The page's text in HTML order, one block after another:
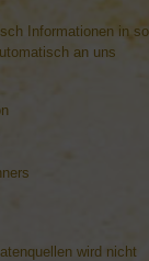
Informationen in so
an uns
wird nicht